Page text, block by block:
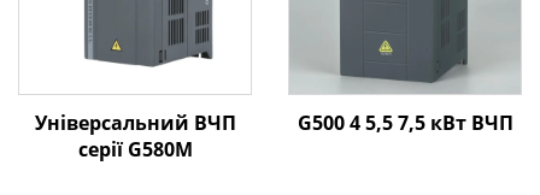
Універсальний ВЧП
серії G580M
G500 4 5,5 7,5 кВт ВЧП